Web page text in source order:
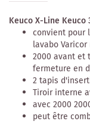
Keuco X-Line Keuco
convient pour
lavabo Varicor
2000 avant et
fermeture en
2 tapis
Tiroir interne
avec 2000
peut être